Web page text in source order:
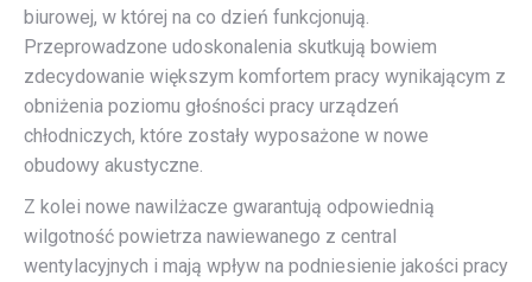
biurowej, w której na co dzień funkcjonują.
Przeprowadzone udoskonalenia skutkują bowiem
zdecydowanie większym komfortem pracy wynikającym z
obniżenia poziomu głośności pracy urządzeń
chłodniczych, które zostały wyposażone w nowe
obudowy akustyczne.
Z kolei nowe nawilżacze gwarantują odpowiednią
wilgotność powietrza nawiewanego z central
wentylacyjnych i mają wpływ na podniesienie jakości pracy